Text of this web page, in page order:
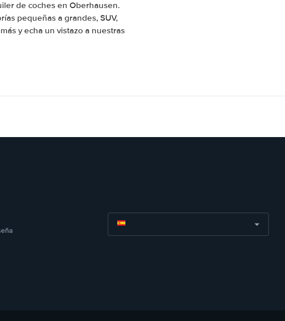
de coches en Oberhausen.
pequeñas a grandes, SUV,
y echa un vistazo a nuestras